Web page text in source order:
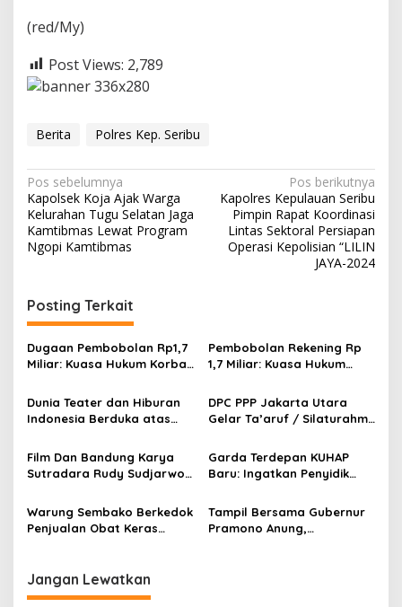
(red/My)
Post Views: 2,789
Berita Polres Kep. Seribu
N
a
v
i
a
s
i
o
Pos sebelumnya
Kapolsek Koja Ajak Warga
Kelurahan Tugu Selatan Jaga
Kamtibmas Lewat Program
Ngopi Kamtibmas
Pos berikutnya
Kapolres Kepulauan Seribu
Pimpin Rapat Koordinasi
Lintas Sektoral Persiapan
Operasi Kepolisian “LILIN
JAYA-2024
Posting Terkait
Dugaan Pembobolan Rp1,7
Miliar: Kuasa Hukum Korban
Keterlibatan Internal Bank
Aladin Syariah
Pembobolan Rekening Rp
1,7 Miliar: Kuasa Hukum
Pihak Internal Bank Aladin
Syariah
Dunia Teater dan Hiburan
Indonesia Berduka atas
Diding Boneng
DPC PPP Jakarta Utara
Gelar Ta’aruf / Silaturahmi
Pengurus Baru, Fokus
Konsolidasi Jelang
Musancab 13 September
Film Dan Bandung Karya
Sutradara Rudy Sudjarwo:
Secara Luas Mulai 20
Agustus 2026
Garda Terdepan KUHAP
Baru: Ingatkan Penyidik
Bersalah
Warung Sembako Berkedok
Penjualan Obat Keras
Tampil Bersama Gubernur
Pramono Anung,
Jangan Lewatkan